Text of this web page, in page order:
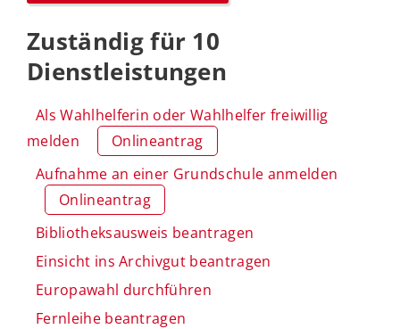
Zuständig für 10
Dienstleistungen
Als Wahlhelferin oder Wahlhelfer freiwillig
melden
Onlineantrag
Aufnahme an einer Grundschule anmelden
Onlineantrag
Bibliotheksausweis beantragen
Einsicht ins Archivgut beantragen
Europawahl durchführen
Fernleihe beantragen